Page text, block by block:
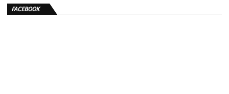
FACEBOOK